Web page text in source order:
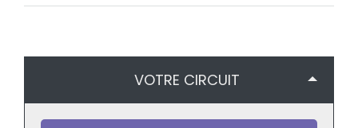
VOTRE CIRCUIT